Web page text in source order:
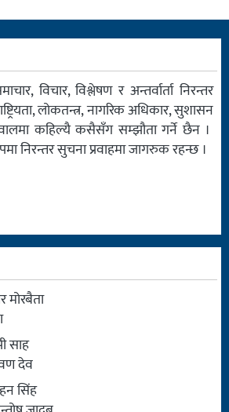
विचार, विश्लेषण र अन्तर्वार्ता निरन्तर
लोकतन्त्र, नागरिक अधिकार, सुशासन
कहिल्यै कसैसँग सम्झौता गर्ने छैन ।
निरन्तर सुचना प्रवाहमा जागरुक रहन्छ ।
साह
देव
सिंह